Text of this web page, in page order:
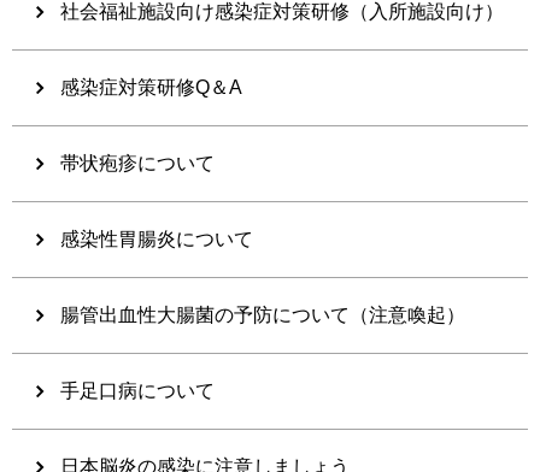
社会福祉施設向け感染症対策研修（入所施設向け）
感染症対策研修Q＆A
帯状疱疹について
感染性胃腸炎について
腸管出血性大腸菌の予防について（注意喚起）
手足口病について
日本脳炎の感染に注意しましょう